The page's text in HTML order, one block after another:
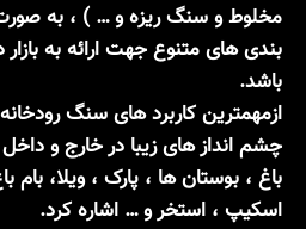
مخلوط و سنگ ریزه و … ) ، به صورت
بندی های متنوع جهت ارائه به
باشد.
ازمهمترین کاربرد های سنگ
چشم انداز های زیبا در خارج و
باغ ، بوستان ها ، پارک ، ویلا، بام
اسکیپ ، استخر و … اشاره کرد.